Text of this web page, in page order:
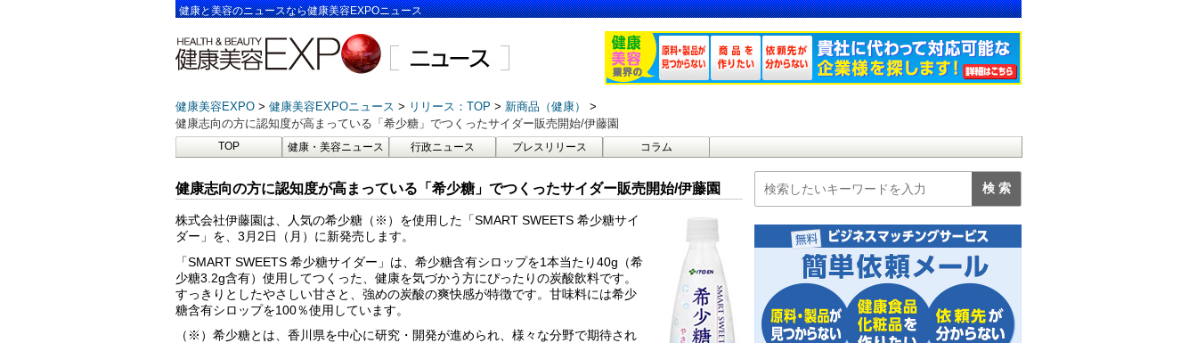
健康と美容のニュースなら健康美容EXPOニュース
健康美容EXPO 健康美容EXPOニュース リリース：TOP
新商品（健康）
健康志向の方に認知度が高まっている「希少糖」でつくったサイダー販売開始/伊藤園
TOP 健康・美容ニュース 行政ニュース プレスリリース コラム
健康志向の方に認知度が高まっている「希少糖」でつくったサイダー販売開始/伊藤園
株式会社伊藤園は、人気の希少糖（※）を使用した「SMART SWEETS 希少糖サイ
ダー」を、3月2日（月）に新発売します。
「SMART SWEETS 希少糖サイダー」は、希少糖含有シロップを1本当たり40g（希
少糖3.2g含有）使用してつくった、健康を気づかう方にぴったりの炭酸飲料です。
すっきりとしたやさしい甘さと、強めの炭酸の爽快感が特徴です。甘味料には希少
糖含有シロップを100％使用しています。
（※）希少糖とは、香川県を中心に研究・開発が進められ、様々な分野で期待され